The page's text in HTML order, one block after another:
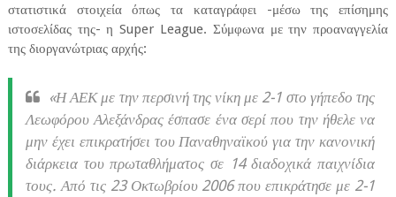
στατιστικά στοιχεία όπως τα καταγράφει -μέσω της επίσημης
ιστοσελίδας της- η Super League. Σύμφωνα με την προαναγγελία
της διοργανώτριας αρχής:
«Η ΑΕΚ με την περσινή της νίκη με 2-1 στο γήπεδο της
Λεωφόρου Αλεξάνδρας έσπασε ένα σερί που την ήθελε να
μην έχει επικρατήσει του Παναθηναϊκού για την κανονική
διάρκεια του πρωταθλήματος σε 14 διαδοχικά παιχνίδια
τους. Από τις 23 Οκτωβρίου 2006 που επικράτησε με 2-1